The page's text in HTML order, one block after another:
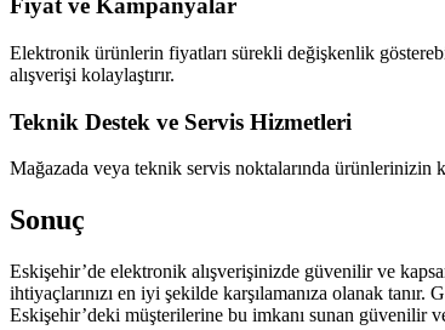
Fiyat ve Kampanyalar
Elektronik ürünlerin fiyatları sürekli değişkenlik
alışverişi kolaylaştırır.
Teknik Destek ve Servis Hizmetleri
Mağazada veya teknik servis noktalarında ürünlerinizin
Sonuç
Eskişehir’de elektronik alışverişinizde güvenilir ve
ihtiyaçlarınızı en iyi şekilde karşılamanıza olanak
Eskişehir’deki müşterilerine bu imkanı sunan güvenilir